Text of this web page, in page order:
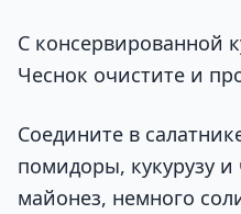
С консервированной
Чеснок очистите и
Соедините в
помидоры, кукурузу и
майонез, немного